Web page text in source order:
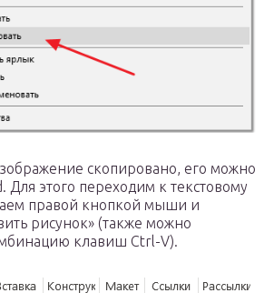
скопировано, его можно
Для этого переходим к текстовому
правой кнопкой мыши и
рисунок» (также можно
клавиш Ctrl-V).